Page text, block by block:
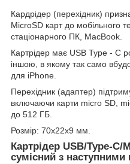
Кардрідер (перехідник)
MicroSD карт до мобільного
стаціонарного ПК, MacBook.
Картрідер має USB Type - C
іншою, в якому так само
для iPhone.
Перехідник (адаптер)
включаючи карти micro SD,
до 512 ГБ.
Розмір: 70x22x9 мм.
Картрідер USB/Type-
сумісний з